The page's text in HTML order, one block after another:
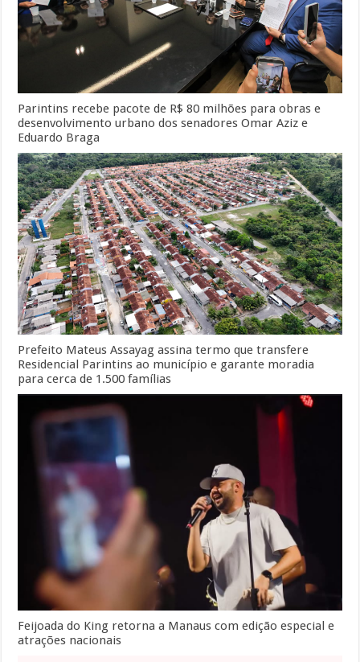
Parintins recebe pacote de R$ 80 milhões para obras e
desenvolvimento urbano dos senadores Omar Aziz e
Eduardo Braga
Prefeito Mateus Assayag assina termo que transfere
Residencial Parintins ao município e garante moradia
para cerca de 1.500 famílias
Feijoada do King retorna a Manaus com edição especial e
atrações nacionais